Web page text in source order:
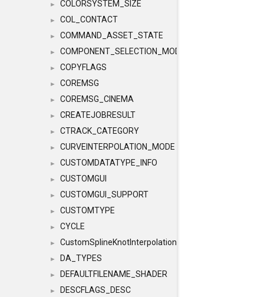
► COLORSYSTEM_SIZE
► COL_CONTACT
► COMMAND_ASSET_STATE
► COMPONENT_SELECTION_MODES
► COPYFLAGS
► COREMSG
► COREMSG_CINEMA
► CREATEJOBRESULT
► CTRACK_CATEGORY
► CURVEINTERPOLATION_MODE
► CUSTOMDATATYPE_INFO
► CUSTOMGUI
► CUSTOMGUI_SUPPORT
► CUSTOMTYPE
► CYCLE
► CustomSplineKnotInterpolation
► DA_TYPES
► DEFAULTFILENAME_SHADER
► DESCFLAGS_DESC